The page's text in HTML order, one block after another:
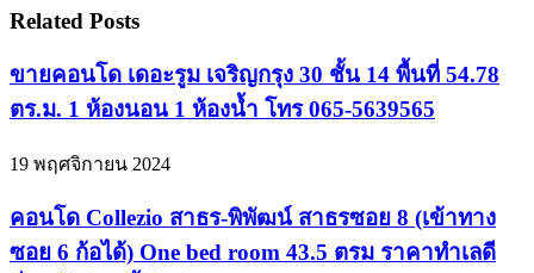
Related Posts
ขายคอนโด เดอะรูม เจริญกรุง 30 ชั้น 14 พื้นที่ 54.78
ตร.ม. 1 ห้องนอน 1 ห้องน้ำ โทร 065-5639565
19 พฤศจิกายน 2024
คอนโด Collezio สาธร-พิพัฒน์ สาธรซอย 8 (เข้าทาง
ซอย 6 ก้อได้) One bed room 43.5 ตรม ราคาทำเลดี